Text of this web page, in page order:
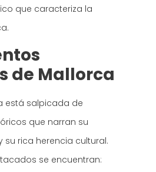
que caracteriza la
de Mallorca
está salpicada de
que narran su
rica herencia cultural.
se encuentran: